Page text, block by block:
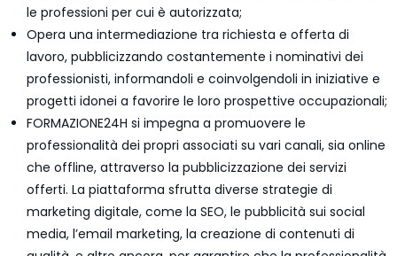
le professioni per cui è autorizzata;
Opera una intermediazione tra richiesta e offerta di
lavoro, pubblicizzando costantemente i nominativi dei
professionisti, informandoli e coinvolgendoli in iniziative e
progetti idonei a favorire le loro prospettive occupazionali;
FORMAZIONE24H si impegna a promuovere le
professionalità dei propri associati su vari canali, sia online
che offline, attraverso la pubblicizzazione dei servizi
offerti. La piattaforma sfrutta diverse strategie di
marketing digitale, come la SEO, le pubblicità sui social
media, l’email marketing, la creazione di contenuti di